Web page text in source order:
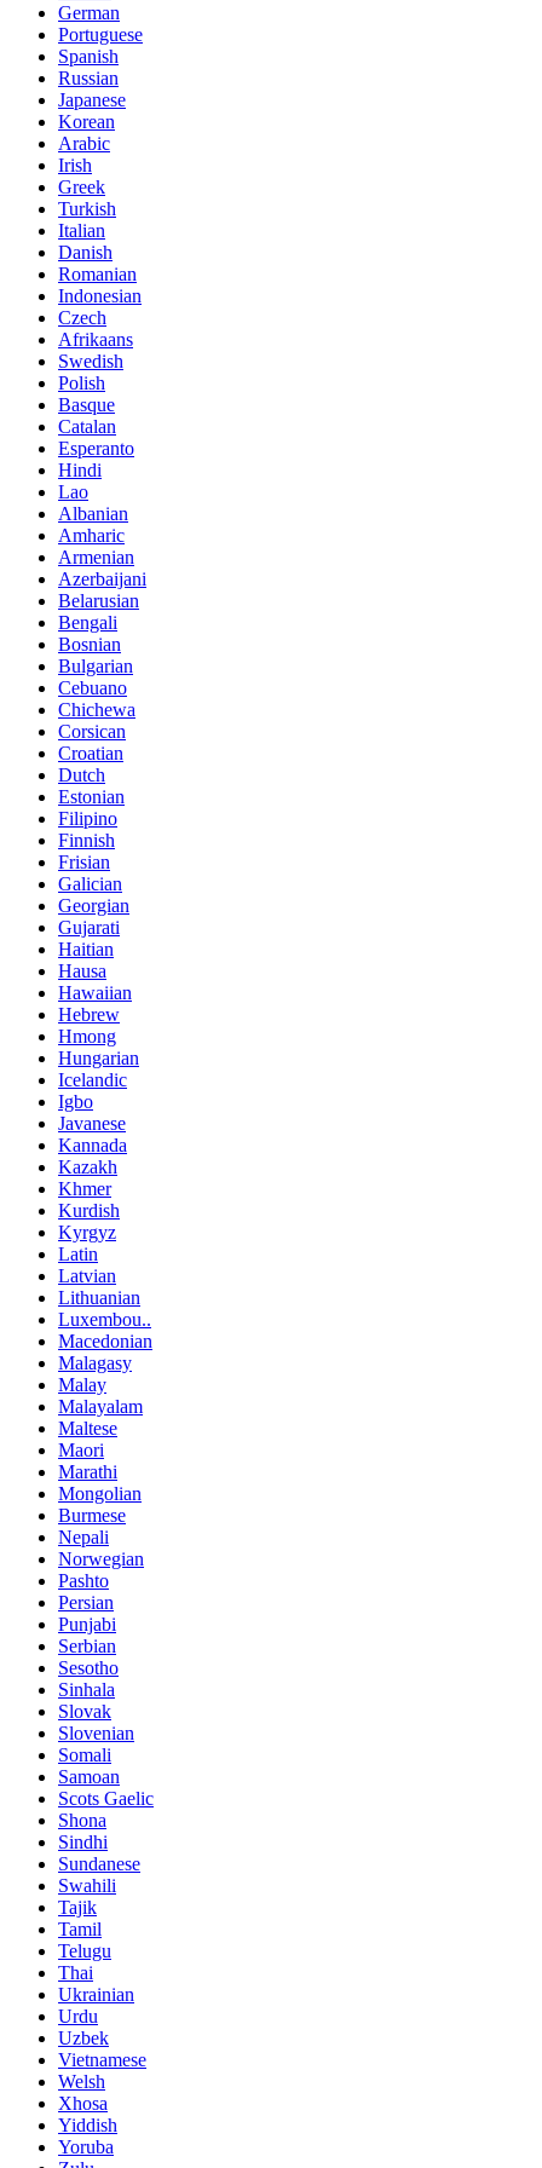
German
Portuguese
Spanish
Russian
Japanese
Korean
Arabic
Irish
Greek
Turkish
Italian
Danish
Romanian
Indonesian
Czech
Afrikaans
Swedish
Polish
Basque
Catalan
Esperanto
Hindi
Lao
Albanian
Amharic
Armenian
Azerbaijani
Belarusian
Bengali
Bosnian
Bulgarian
Cebuano
Chichewa
Corsican
Croatian
Dutch
Estonian
Filipino
Finnish
Frisian
Galician
Georgian
Gujarati
Haitian
Hausa
Hawaiian
Hebrew
Hmong
Hungarian
Icelandic
Igbo
Javanese
Kannada
Kazakh
Khmer
Kurdish
Kyrgyz
Latin
Latvian
Lithuanian
Luxembou..
Macedonian
Malagasy
Malay
Malayalam
Maltese
Maori
Marathi
Mongolian
Burmese
Nepali
Norwegian
Pashto
Persian
Punjabi
Serbian
Sesotho
Sinhala
Slovak
Slovenian
Somali
Samoan
Scots Gaelic
Shona
Sindhi
Sundanese
Swahili
Tajik
Tamil
Telugu
Thai
Ukrainian
Urdu
Uzbek
Vietnamese
Welsh
Xhosa
Yiddish
Yoruba